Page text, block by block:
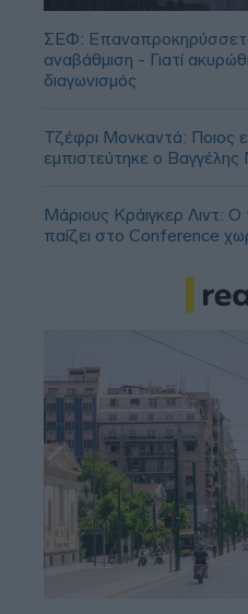
ΣΕΦ:
αναβάθμιση - Γιατί
διαγωνισμός
Τζέφρι Μονκαντά: Ποιος
εμπιστεύτηκε ο Βαγγέλης
Μάριους Κράιγκερ Λιντ:
παίζει στο Conference